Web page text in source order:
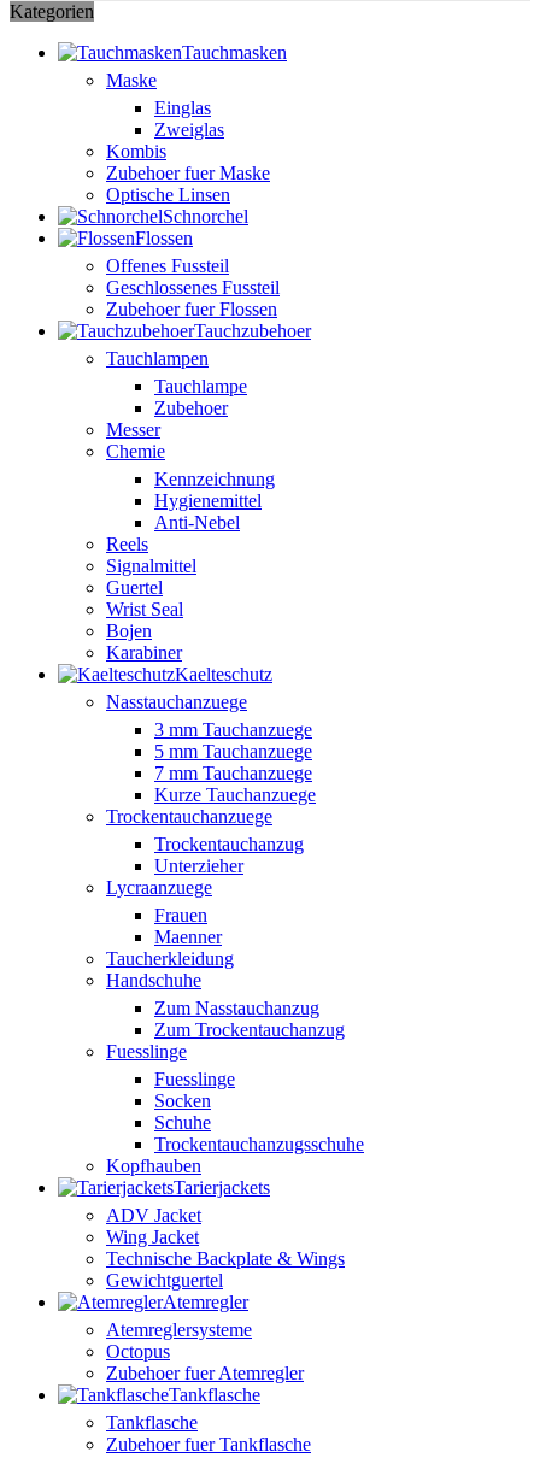
Kategorien
Tauchmasken
Maske
Einglas
Zweiglas
Kombis
Zubehoer fuer Maske
Optische Linsen
Schnorchel
Flossen
Offenes Fussteil
Geschlossenes Fussteil
Zubehoer fuer Flossen
Tauchzubehoer
Tauchlampen
Tauchlampe
Zubehoer
Messer
Chemie
Kennzeichnung
Hygienemittel
Anti-Nebel
Reels
Signalmittel
Guertel
Wrist Seal
Bojen
Karabiner
Kaelteschutz
Nasstauchanzuege
3 mm Tauchanzuege
5 mm Tauchanzuege
7 mm Tauchanzuege
Kurze Tauchanzuege
Trockentauchanzuege
Trockentauchanzug
Unterzieher
Lycraanzuege
Frauen
Maenner
Taucherkleidung
Handschuhe
Zum Nasstauchanzug
Zum Trockentauchanzug
Fuesslinge
Fuesslinge
Socken
Schuhe
Trockentauchanzugsschuhe
Kopfhauben
Tarierjackets
ADV Jacket
Wing Jacket
Technische Backplate & Wings
Gewichtguertel
Atemregler
Atemreglersysteme
Octopus
Zubehoer fuer Atemregler
Tankflasche
Tankflasche
Zubehoer fuer Tankflasche